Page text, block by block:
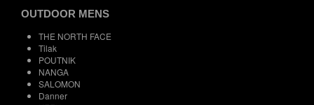
OUTDOOR MENS
THE NORTH FACE
Tilak
POUTNIK
NANGA
SALOMON
Danner